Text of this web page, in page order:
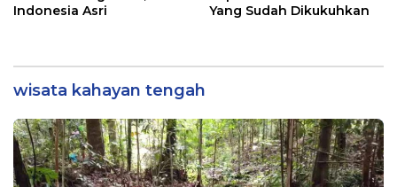
Indonesia Asri
Yang Sudah Dikukuhkan
wisata kahayan tengah